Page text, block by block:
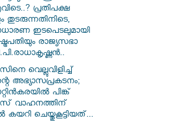
പ്രതിപക്ഷ
ഇടപെടലുമായി
രാജ്യസഭാ
വെല്ലുവിളിച്ച്
അഭ്യാസപ്രകടനം;
പിങ്ക്
വാഹനത്തിന്
കയറി ചെയ്തുകൂട്ടിയത്...